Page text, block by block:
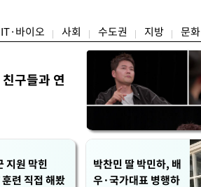
IT·바이오 사회 수도권 지방 문화
구들과 연
지원 막힌
련 직접 해봤
박찬민 딸 박민하, 배
우·국가대표 병행하